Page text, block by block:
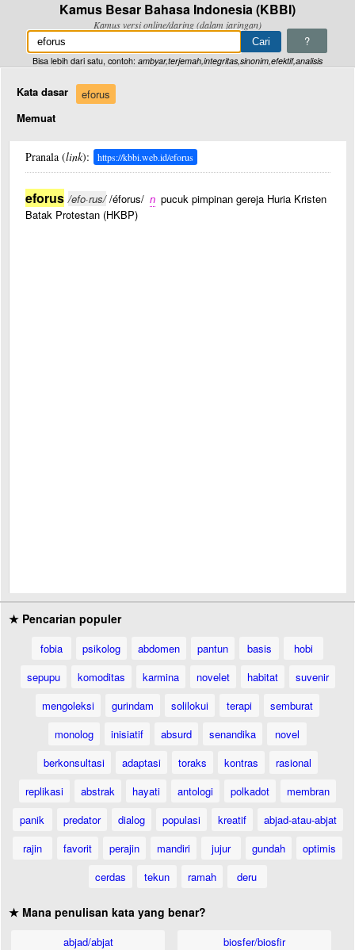
Kamus Besar Bahasa Indonesia (KBBI)
Kamus versi online/daring (dalam jaringan)
?
Bisa lebih dari satu, contoh: ambyar,terjemah,integritas,sinonim,efektif,analisis
Kata dasar
eforus
Memuat
Pranala (link): https://kbbi.web.id/eforus
eforus /efo·rus//éforus/ n pucuk pimpinan gereja Huria Kristen
Batak Protestan (HKBP)
★ Pencarian populer
fobia psikolog abdomen pantun basis
hobi
sepupu
komoditas karmina novelet habitat
suvenir
mengoleksi
gurindam solilokui terapi
semburat
monolog
inisiatif absurd senandika
novel
berkonsultasi
adaptasi toraks kontras
rasional
replikasi
abstrak hayati antologi polkadot
membran
panik
predator dialog populasi kreatif
abjad-atau-abjat
rajin
favorit perajin mandiri jujur gundah
optimis
cerdas
tekun ramah deru
★ Mana penulisan kata yang benar?
abjad/abjat
biosfer/biosfir